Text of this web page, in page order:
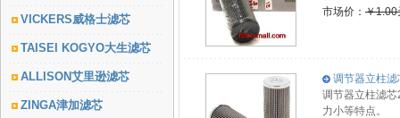
VICKERS威格士滤芯
TAISEI KOGYO大生滤芯
ALLISON艾里逊滤芯
ZINGA津加滤芯
市场价： ￥1.00
调节器立柱
调节器立柱滤
力小等特点。